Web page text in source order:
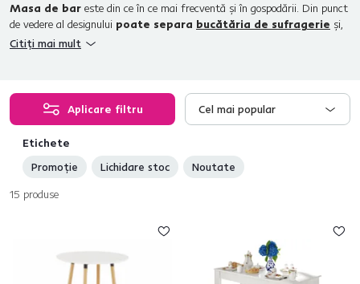
Masa de bar este din ce în ce mai frecventă şi în gospodării. Din punct
de vedere al designului poate separa bucătăria de sufragerie şi,
în spaţii mai mici, poate îndeplini şi
baruri şi localuri. Amenajaţi-vă locuinţa cu mese elegante de bar din
oferta noastră.
Citiți mai mult
Aplicare filtru Cel mai popular
Etichete
Promoție
Lichidare stoc
Noutate
15 produse